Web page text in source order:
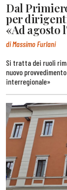
Dal
per
«Ad agosto
di Massimo Furlani
Si tratta dei ruoli
nuovo
interregionale»